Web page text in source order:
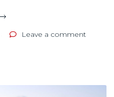
Leave a commenton